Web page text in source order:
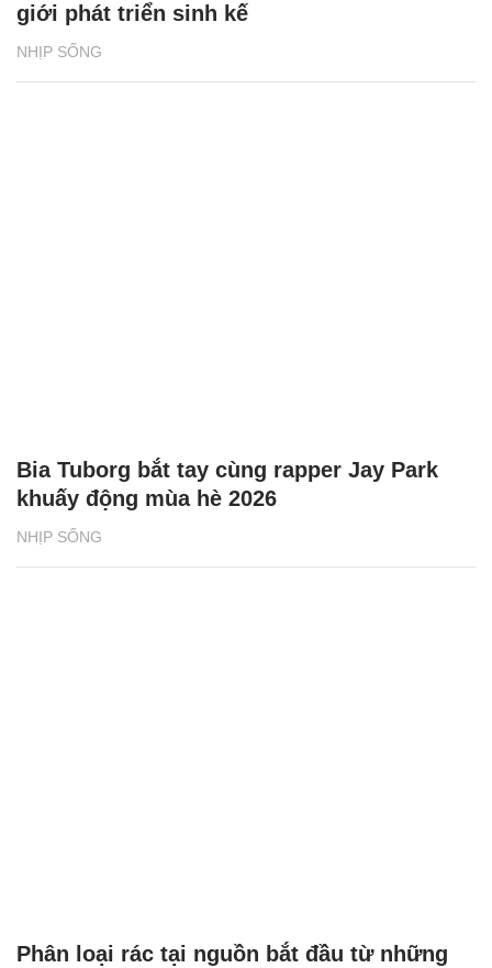
NHỊP SỐNG
giới phát triển sinh kế
NHỊP SỐNG
Bia Tuborg bắt tay cùng rapper Jay Park
khuấy động mùa hè 2026
Phân loại rác tại nguồn bắt đầu từ những